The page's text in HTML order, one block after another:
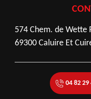
574 Chem. de Wette
69300 Caluire Et
04 82 29